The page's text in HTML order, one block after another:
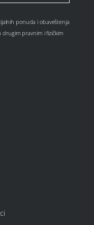
ponuda i obaveštenja
pravnim i fizičkim